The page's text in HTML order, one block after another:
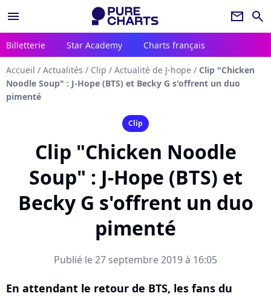
menu newsletter search
Billetterie Star Academy Charts français
Accueil / Actualités / Clip / Actualité de J-hope / Clip "Chicken
Noodle Soup" : J-Hope (BTS) et Becky G s'offrent un duo
pimenté
Clip
Clip "Chicken Noodle
Soup" : J-Hope (BTS) et
Becky G s'offrent un duo
pimenté
Publié le 27 septembre 2019 à 16:05
En attendant le retour de BTS, les fans du